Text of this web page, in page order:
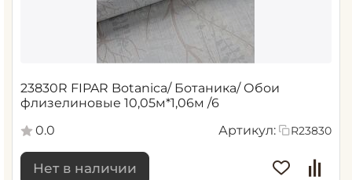
23830R FIPAR Botanica/ Ботаника/ Обои
флизелиновые 10,05м*1,06м /6
0.0
Артикул: R23830
Нет в наличии